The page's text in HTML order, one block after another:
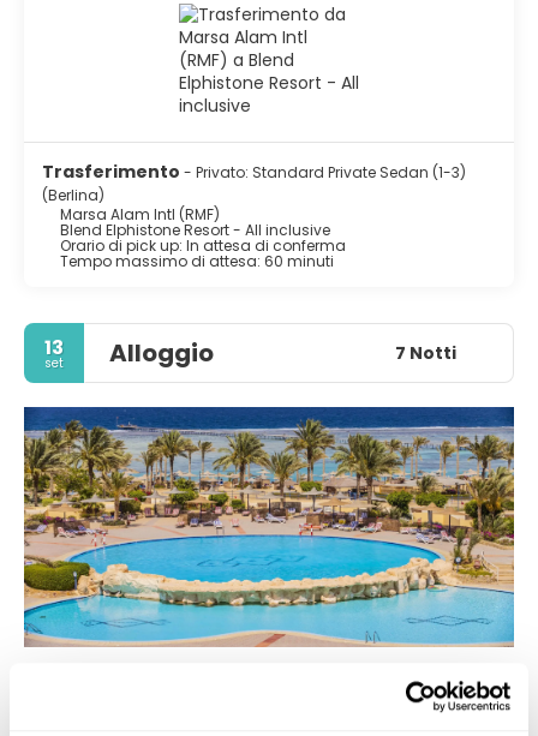
Trasferimento - Privato: Standard Private Sedan (1-3)
(Berlina)
Marsa Alam Intl (RMF)
Blend Elphistone Resort - All inclusive
Orario di pick up: In attesa di conferma
Tempo massimo di attesa: 60 minuti
13
set Alloggio 7 Notti
Blend Elphistone Resort - All inclusive